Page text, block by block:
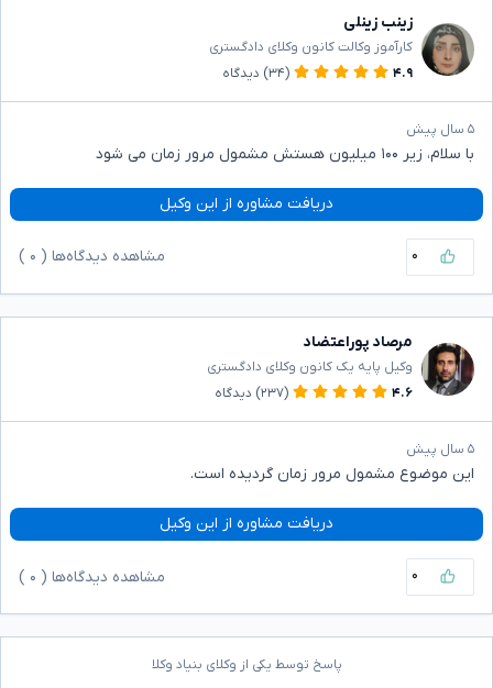
زینب زینلی
کارآموز وکالت کانون وکلای دادگستری
۴.۹
(۳۴) دیدگاه
۵ سال پیش
با سلام، زیر ۱۰۰ میلیون هستش مشمول مرور زمان می شود
دریافت مشاوره از این وکیل
۰ مشاهده دیدگاه‌ها ( ۰
مرصاد پوراعتضاد
وکیل پایه یک کانون وکلای دادگستری
۴.۶
(۲۳۷) دیدگاه
۵ سال پیش
این موضوع مشمول مرور زمان گردیده است.
دریافت مشاوره از این وکیل
۰ مشاهده دیدگاه‌ها ( ۰
پاسخ توسط یکی از وکلای بنیاد وکلا